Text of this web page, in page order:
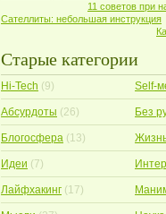
11 советов при
Сателлиты: небольшая инструкция
Старые категории
Hi-Tech (9) Self-
Абсурдоты (26) Без
Блогосфера (13)
Идеи (7)
Лайфхакинг (17)